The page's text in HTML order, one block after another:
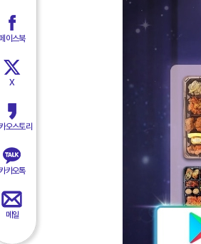
이스북
X
오스토리
카오톡
메일